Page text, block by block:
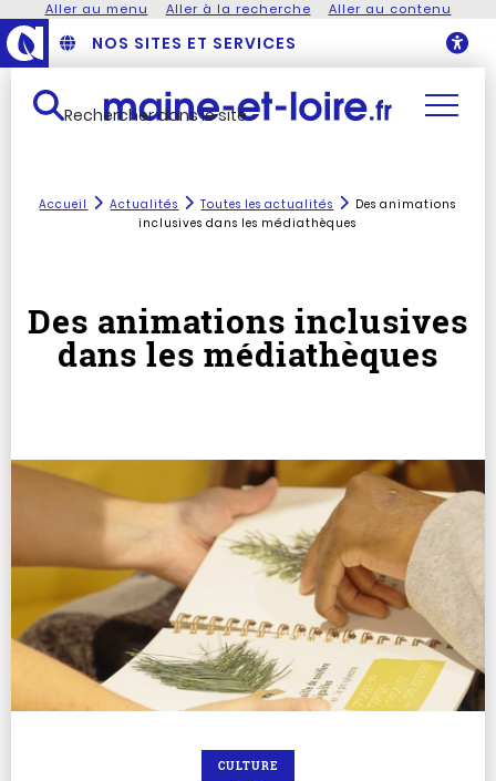
Aller au menu Aller à la recherche Aller au contenu
NOS SITES ET SERVICES
Rechercher dans le site
Accueil Actualités Toutes les actualités
Des animations
inclusives dans les médiathèques
Des animations inclusives
dans les médiathèques
CULTURE